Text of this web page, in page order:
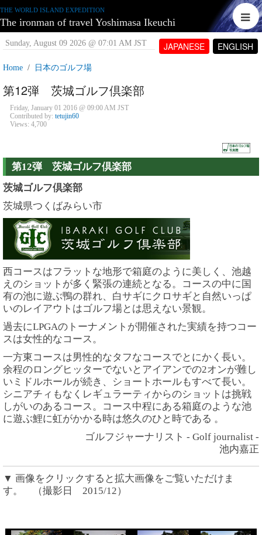
THE WORLD ISLAND EXPEDITION
The ironman of travel Yoshimasa Ikeuchi
JAPANESE ENGLISH
Sunday, August 09 2026 @ 07:01 AM JST
Home 日本のゴルフ場
第12弾 茨城ゴルフ倶楽部
Friday, January 01 2016 @ 09:00 AM JST
Contributed by: tetujin60
Views: 4,700
第12弾 茨城ゴルフ倶楽部
茨城ゴルフ倶楽部
茨城県つくばみらい市
西コースはフラットな地形で箱庭のように美しく、池越
えのショットが多く緊張の連続となる。コースの中に国
有の池に遊ぶ鴨の群れ、白サギにクロサギと自然いっぱ
いのレイアウトはゴルフ場とは思えない景観。
過去にLPGAのトーナメントが開催された実績を持つコー
スは女性的なコース。
一方東コースは男性的なタフなコースでとにかく長い。
余程のロングヒッターでないとアイアンでの2オンが難し
いミドルホールが続き、ショートホールもすべて長い。
シニアチィもなくレギュラーティからのショットは挑戦
しがいのあるコース。コース中程にある箱庭のような池
に遊ぶ鯉に虹がかかる時は悠久のひと時である 。
ゴルフジャーナリスト - Golf journalist -
池内嘉正
▼ 画像をクリックすると拡大画像をご覧いただけま
す。 （撮影日 2015/12）